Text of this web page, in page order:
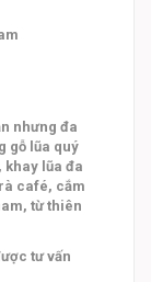
nhưng đa
gỗ lũa quý
khay lũa đa
café, cắm
từ thiên
tư vấn